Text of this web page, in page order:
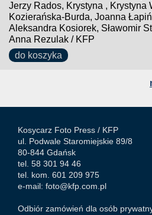
Jerzy Rados, Krystyna , Krystyna
Kozierańska-Burda, Joanna
Aleksandra Kosiorek, Sławomir
Anna Rezulak / KFP
do koszyka
Kosycarz Foto Press / KFP
ul. Podwale Staromiejskie 89/8
80-844 Gdańsk
tel. 58 301 94 46
tel. kom. 601 209 975
e-mail: foto@kfp.com.pl
Odbiór zamówień dla osób